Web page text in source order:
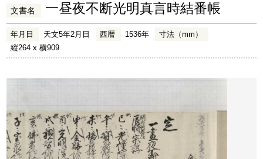
文書名 一昼夜不断光明真言時結番帳
年月日 天文5年2月日 西暦 1536年
寸法（mm）
縦264 x 横909